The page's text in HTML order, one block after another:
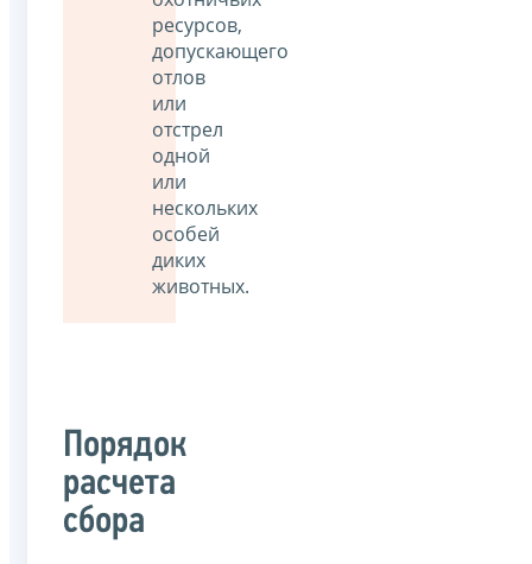
ресурсов,
допускающего
отлов
или
отстрел
одной
или
нескольких
особей
диких
животных.
Порядок
расчета
сбора